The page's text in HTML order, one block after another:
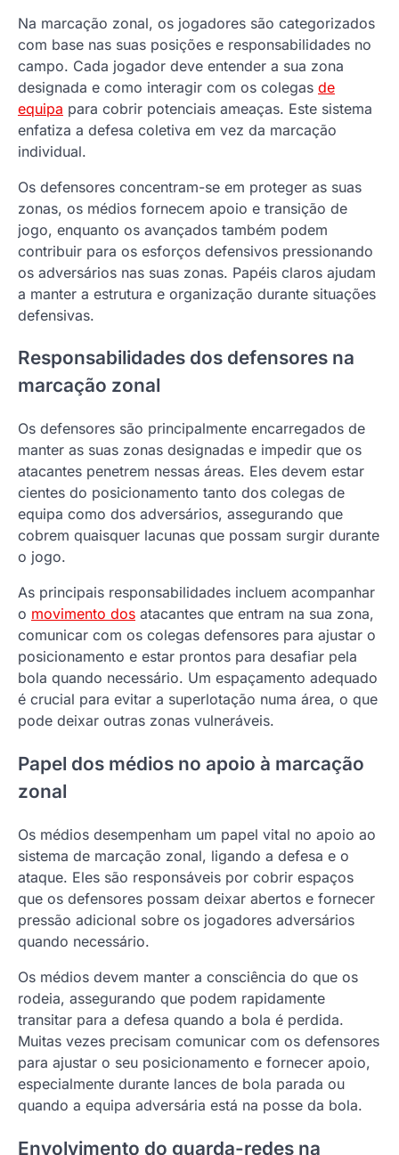
Na marcação zonal, os jogadores são categorizados
com base nas suas posições e responsabilidades no
campo. Cada jogador deve entender a sua zona
designada e como interagir com os colegas de
equipa para cobrir potenciais ameaças. Este sistema
enfatiza a defesa coletiva em vez da marcação
individual.
Os defensores concentram-se em proteger as suas
zonas, os médios fornecem apoio e transição de
jogo, enquanto os avançados também podem
contribuir para os esforços defensivos pressionando
os adversários nas suas zonas. Papéis claros ajudam
a manter a estrutura e organização durante situações
defensivas.
Responsabilidades dos defensores na
marcação zonal
Os defensores são principalmente encarregados de
manter as suas zonas designadas e impedir que os
atacantes penetrem nessas áreas. Eles devem estar
cientes do posicionamento tanto dos colegas de
equipa como dos adversários, assegurando que
cobrem quaisquer lacunas que possam surgir durante
o jogo.
As principais responsabilidades incluem acompanhar
o movimento dos atacantes que entram na sua zona,
comunicar com os colegas defensores para ajustar o
posicionamento e estar prontos para desafiar pela
bola quando necessário. Um espaçamento adequado
é crucial para evitar a superlotação numa área, o que
pode deixar outras zonas vulneráveis.
Papel dos médios no apoio à marcação
zonal
Os médios desempenham um papel vital no apoio ao
sistema de marcação zonal, ligando a defesa e o
ataque. Eles são responsáveis por cobrir espaços
que os defensores possam deixar abertos e fornecer
pressão adicional sobre os jogadores adversários
quando necessário.
Os médios devem manter a consciência do que os
rodeia, assegurando que podem rapidamente
transitar para a defesa quando a bola é perdida.
Muitas vezes precisam comunicar com os defensores
para ajustar o seu posicionamento e fornecer apoio,
especialmente durante lances de bola parada ou
quando a equipa adversária está na posse da bola.
Envolvimento do guarda-redes na